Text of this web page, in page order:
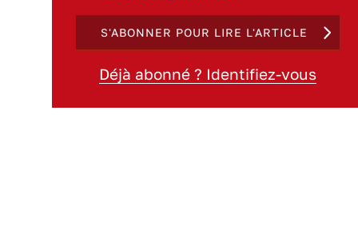
S'ABONNER POUR LIRE L'ARTICLE
Déjà abonné ? Identifiez-vous